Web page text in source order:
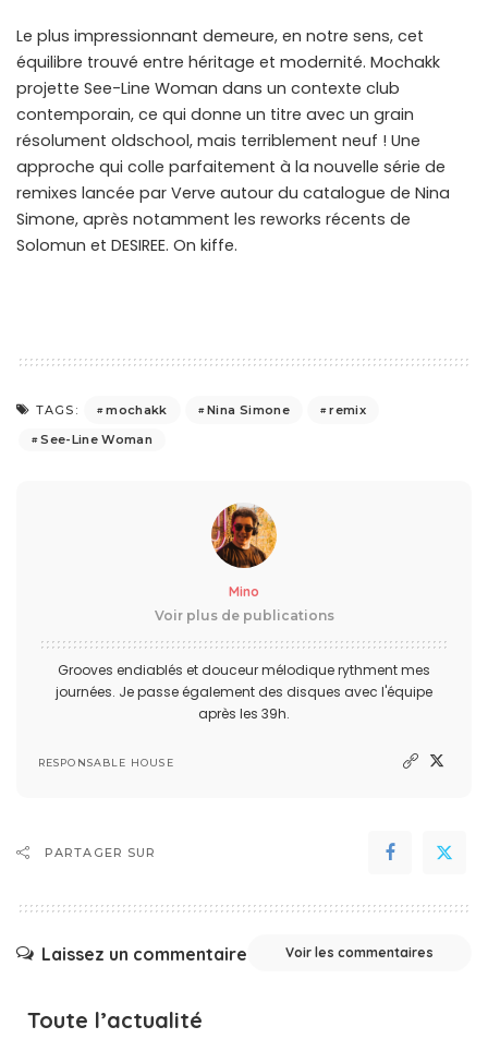
Le plus impressionnant demeure, en notre sens, cet
équilibre trouvé entre héritage et modernité. Mochakk
projette See-Line Woman dans un contexte club
contemporain, ce qui donne un titre avec un grain
résolument oldschool, mais terriblement neuf ! Une
approche qui colle parfaitement à la nouvelle série de
remixes lancée par Verve autour du catalogue de Nina
Simone, après notamment les reworks récents de
Solomun et DESIREE. On kiffe.
TAGS: mochakk Nina Simone
remix
See-Line Woman
Mino
Voir plus de publications
Grooves endiablés et douceur mélodique rythment mes
journées. Je passe également des disques avec l'équipe
après les 39h.
RESPONSABLE HOUSE
PARTAGER SUR
Laissez un commentaire Voir les commentaires
Toute l’actualité